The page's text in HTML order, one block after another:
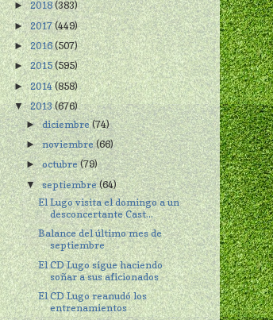
►2018(383)
►2017(449)
►2016(507)
►2015(595)
►2014(858)
▼2013(676)
►diciembre(74)
►noviembre(66)
►octubre(79)
▼septiembre(64)
El Lugo visita el domingo a un
desconcertante Cast...
Balance del último mes de
septiembre
El CD Lugo sigue haciendo
soñar a sus aficionados
El CD Lugo reanudó los
entrenamientos